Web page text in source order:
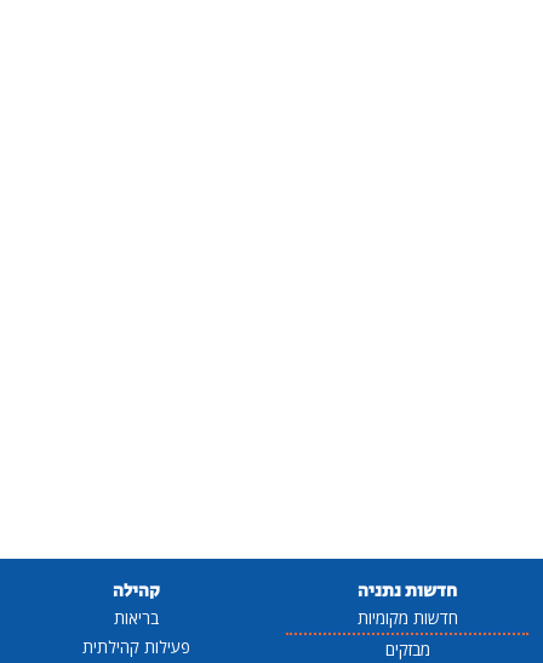
חדשות נתניה
חדשות מקומיות
מבזקים
קהילה
בריאות
פעילות קהילתית